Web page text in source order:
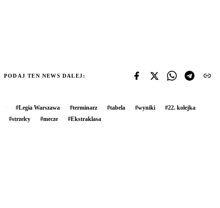
PODAJ TEN NEWS DALEJ:
#Legia Warszawa #terminarz #tabela #wyniki #22. kolejka
#strzelcy #mecze #Ekstraklasa